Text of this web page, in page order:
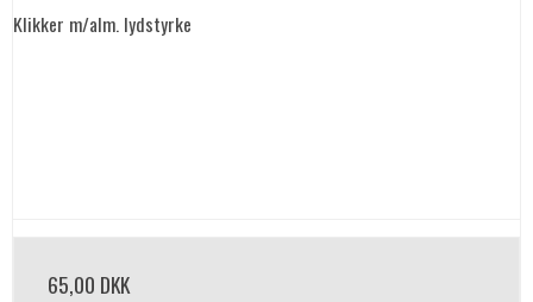
Klikker m/alm. lydstyrke
65,00 DKK